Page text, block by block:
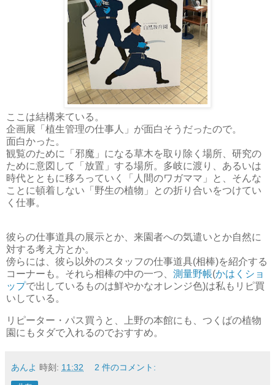
ここは結構来ている。
企画展「植生管理の仕事人」が面白そうだったので。
面白かった。
観覧のために「邪魔」になる草木を取り除く場所、研究の
ために意図して「放置」する場所。多岐に渡り、あるいは
時代とともに移ろっていく「人間のワガママ」と、そんな
ことに頓着しない「野生の植物」との折り合いをつけてい
く仕事。
彼らの仕事道具の展示とか、来園者への気遣いとか自然に
対する考え方とか。
傍らには、彼ら以外のスタッフの仕事道具(相棒)を紹介する
コーナーも。それら相棒の中の一つ、 測量野帳(かはくショ
ップで出しているものは鮮やかなオレンジ色)は私もリピ買
いしている。
リピーター・パス買うと、上野の本館にも、つくばの植物
園にもタダで入れるのでおすすめ。
あんよ 時刻: 11:32 2 件のコメント: